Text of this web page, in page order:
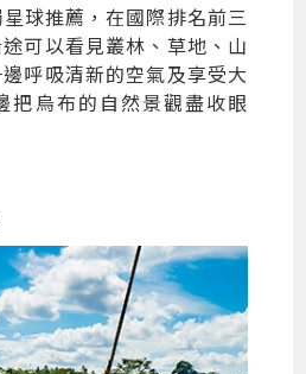
球推薦，在國際排名前三
可以看見叢林、草地、山
呼吸清新的空氣及享受大
把烏布的自然景觀盡收眼